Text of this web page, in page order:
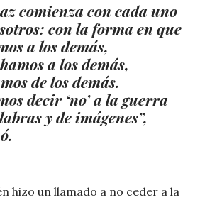
comienza con cada uno
con la forma en que
a los demás,
a los demás,
de los demás.
decir ‘no’ a la guerra
y de imágenes”,
hizo un llamado a no ceder a la